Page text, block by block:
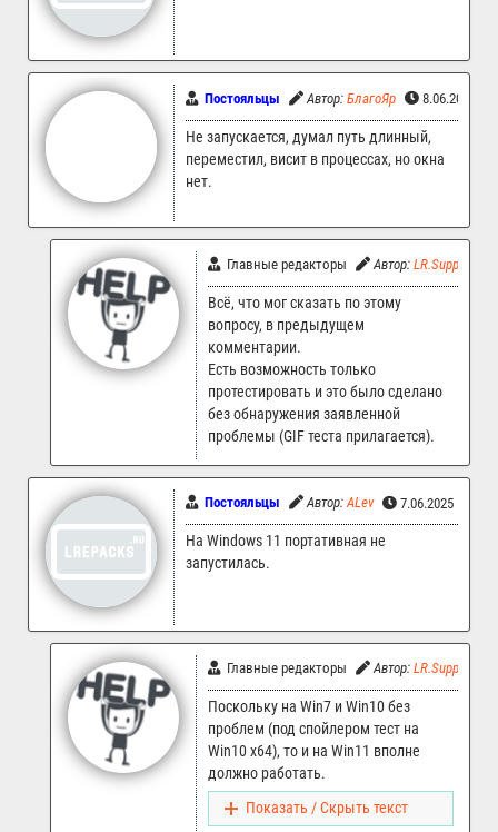
Постояльцы Автор: БлагоЯр 8.06.2025
Не запускается, думал путь длинный,
переместил, висит в процессах, но окна
нет.
Главные редакторы Автор: LR.Support
Всё, что мог сказать по этому
вопросу, в предыдущем
комментарии.
Есть возможность только
протестировать и это было сделано
без обнаружения заявленной
проблемы (GIF теста прилагается).
Постояльцы Автор: ALev 7.06.2025 16:47
На Windows 11 портативная не
запустилась.
Главные редакторы Автор: LR.Support
Поскольку на Win7 и Win10 без
проблем (под спойлером тест на
Win10 x64), то и на Win11 вполне
должно работать.
Показать / Скрыть текст